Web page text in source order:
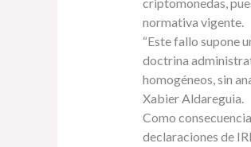
normativa vigente.
“Este fallo supone
doctrina
homogéneos, sin
Xabier Aldareguia.
Como
declaraciones de